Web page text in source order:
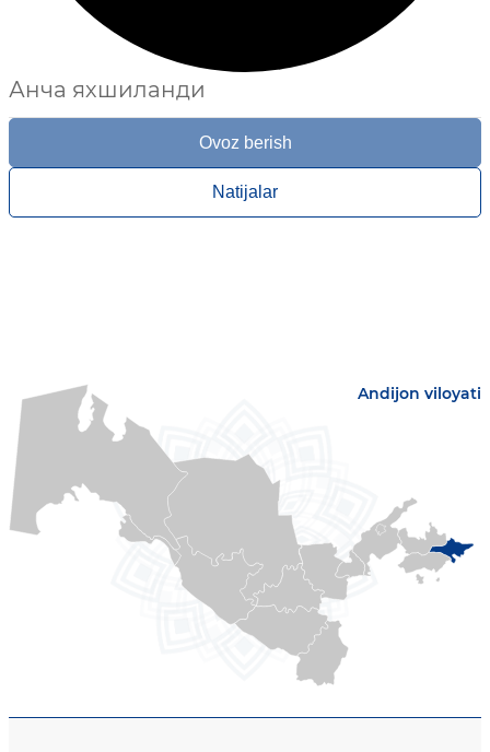
Анча яхшиланди
Ovoz berish
Natijalar
Andijon viloyati